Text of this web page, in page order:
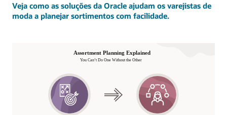
Veja como as soluções da Oracle ajudam os varejistas de
moda a planejar sortimentos com facilidade.